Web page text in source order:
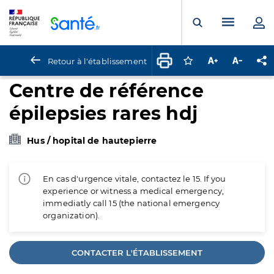
Ouvrir laMenu
Retour à l'établissement Connectez-vous
Augmenter la
Centre de référence
épilepsies rares hdj
Hus / hopital de hautepierre
En cas d'urgence vitale, contactez le 15. If you
experience or witness a medical emergency,
immediatly call 15 (the national emergency
organization).
CONTACTER L'ÉTABLISSEMENT